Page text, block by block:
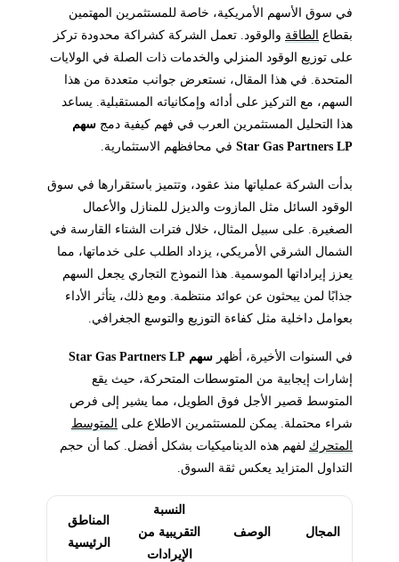
في سوق الأسهم الأمريكية، خاصة للمستثمرين المهتمين
بقطاع الطاقةوالوقود. تعمل الشركة كشراكة محدودة تركز
على توزيع الوقود المنزلي والخدمات ذات الصلة في الولايات
المتحدة. في هذا المقال، نستعرض جوانب متعددة من هذا
السهم، مع التركيز على أدائه وإمكانياته المستقبلية. يساعد
هذا التحليل المستثمرين العرب في فهم كيفية دمج سهم
Star Gas Partners LPفي محافظهم الاستثمارية.
بدأت الشركة عملياتها منذ عقود، وتتميز باستقرارها في سوق
الوقود السائل مثل المازوت والديزل للمنازل والأعمال
الصغيرة. على سبيل المثال، خلال فترات الشتاء القارسة في
الشمال الشرقي الأمريكي، يزداد الطلب على خدماتها، مما
يعزز إيراداتها الموسمية. هذا النموذج التجاري يجعل السهم
جذابًا لمن يبحثون عن عوائد منتظمة. ومع ذلك، يتأثر الأداء
بعوامل داخلية مثل كفاءة التوزيع والتوسع الجغرافي.
في السنوات الأخيرة، أظهر سهم Star Gas Partners LP
إشارات إيجابية من المتوسطات المتحركة، حيث يقع
المتوسط قصير الأجل فوق الطويل، مما يشير إلى فرص
شراء محتملة. يمكن للمستثمرين الاطلاع على المتوسط
المتحركلفهم هذه الديناميكيات بشكل أفضل. كما أن حجم
التداول المتزايد يعكس ثقة السوق.
المجال الوصف
النسبة
التقريبية من
الإيرادات
المناطق
الرئيسية